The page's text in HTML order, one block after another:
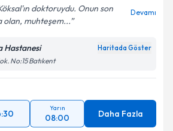
doktoruydu. Onun son
olan, muhteşem...
Devamı
Hastanesi Haritada Göster
No:15 Batıkent
Yarın
08:00 Daha Fazla